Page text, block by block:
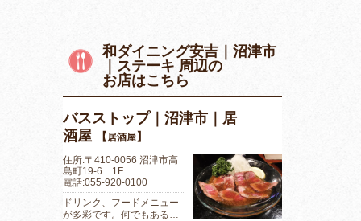
和ダイニング安吉｜沼津市
｜ステーキ 周辺の
お店はこちら
バスストップ｜沼津市｜居
酒屋
【居酒屋】
住所:〒410-0056 沼津市高
島町19-6 1F
電話:055-920-0100
ドリンク、フードメニュー
が多彩です。何でもある…